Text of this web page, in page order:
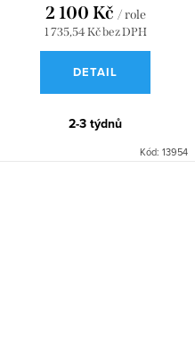
1 735,54 Kč bez DPH
2 100 Kč / role
DETAIL
2-3 týdnů
Kód: 13954